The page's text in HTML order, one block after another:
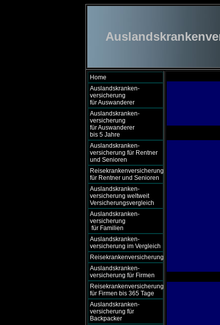
Home
Auslandskranken-
versicherung
für Auswanderer
Auslandskranken-
versicherung
für Auswanderer
bis 5 Jahre
Auslandskranken-
versicherung für Rentner
und Senioren
Reisekrankenversicherung
für Rentner und Senioren
Auslandskranken-
versicherung weltweit
Versicherungsvergleich
Auslandskranken-
versicherung
für Familien
Auslandskranken-
versicherung im Vergleich
Reisekrankenversicherung
Auslandskranken-
versicherung für Firmen
Reisekrankenversicherung
für Firmen bis 365 Tage
Auslandskranken-
versicherung für
Backpacker